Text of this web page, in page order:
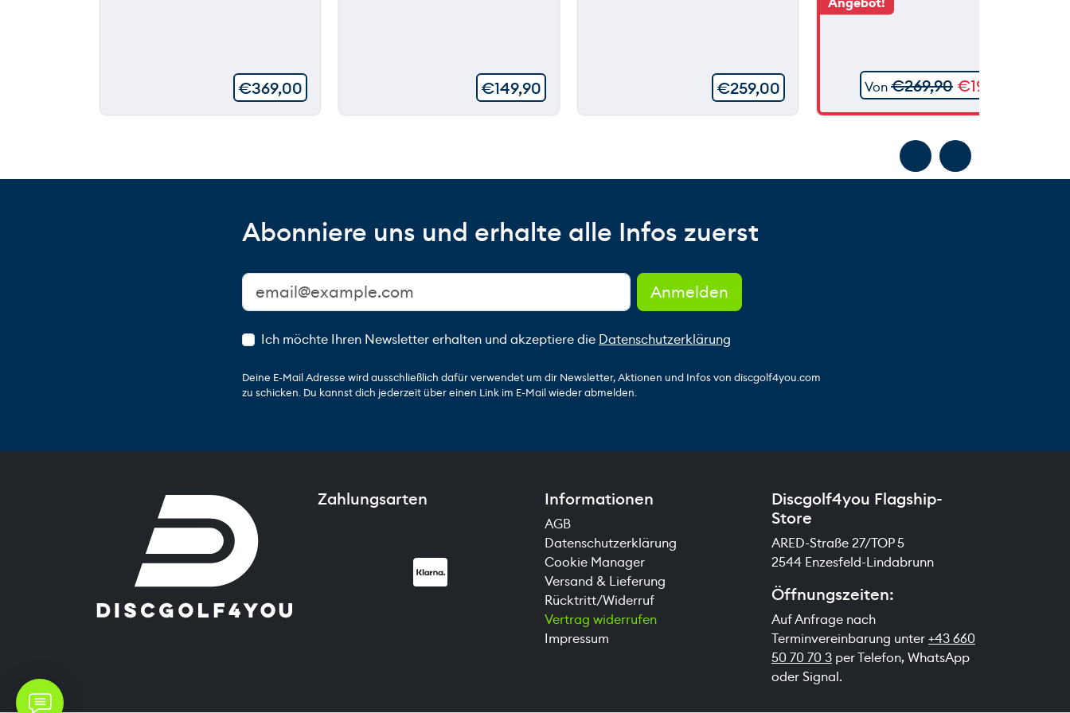
€369,00 €149,90 €259,00 Von€269,90€199,90
Abonniere uns und erhalte alle Infos zuerst
Ich möchte Ihren Newsletter erhalten und akzeptiere die Datenschutzerklärung
Deine E-Mail Adresse wird ausschließlich dafür verwendet um dir Newsletter, Aktionen und Infos von discgolf4you.com
zu schicken. Du kannst dich jederzeit über einen Link im E-Mail wieder abmelden.
Zahlungsarten Informationen
AGB
Datenschutzerklärung
Cookie Manager
Versand & Lieferung
Rücktritt/Widerruf
Vertrag widerrufen
Impressum
Discgolf4you Flagship-
Store
ARED-Straße 27/TOP 5
2544 Enzesfeld-Lindabrunn
Öffnungszeiten:
Auf Anfrage nach
Terminvereinbarung unter+43 660
50 70 70 3 per Telefon, WhatsApp
oder Signal.